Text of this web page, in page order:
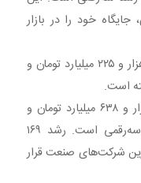
رشد ۱۱۶ درصدی، جایگاه خود را در بازار
قثابت (قند ثابت خراسان) با درآمد یک هزار و ۲۲۵ میلیارد تومان و
قنقش (قند نقش جهان) با درآمد یک هزار و ۶۳۸ میلیارد تومان و
رشد ۱۶۹ درصدی، دیگر شرکت با رشد سه‌رقمی است. رشد ۱۶۹
شرکت‌های صنعت قرار